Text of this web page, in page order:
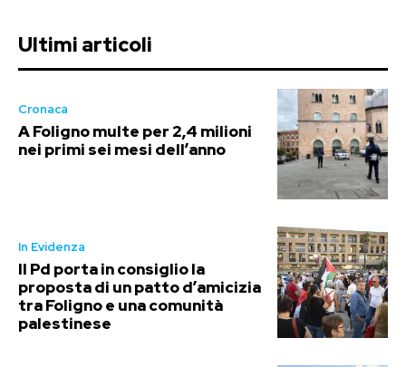
Ultimi articoli
Cronaca
A Foligno multe per 2,4 milioni
nei primi sei mesi dell’anno
In Evidenza
Il Pd porta in consiglio la
proposta di un patto d’amicizia
tra Foligno e una comunità
palestinese